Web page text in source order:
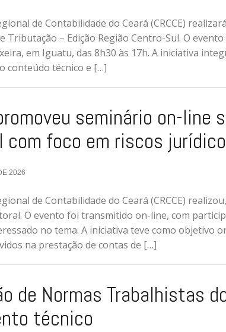
de Contabilidade do Ceará (CRCCE)
Tributação – Edição Região Centro-Sul. O
em Iguatu, das 8h30 às 17h. A iniciativa
conteúdo técnico e […]
seminário on-line
com foco em riscos
2026
de Contabilidade do Ceará (CRCCE)
O evento foi transmitido on-line, com
no tema. A iniciativa teve como objetivo
na prestação de contas de […]
de Normas Trabalhistas
técnico